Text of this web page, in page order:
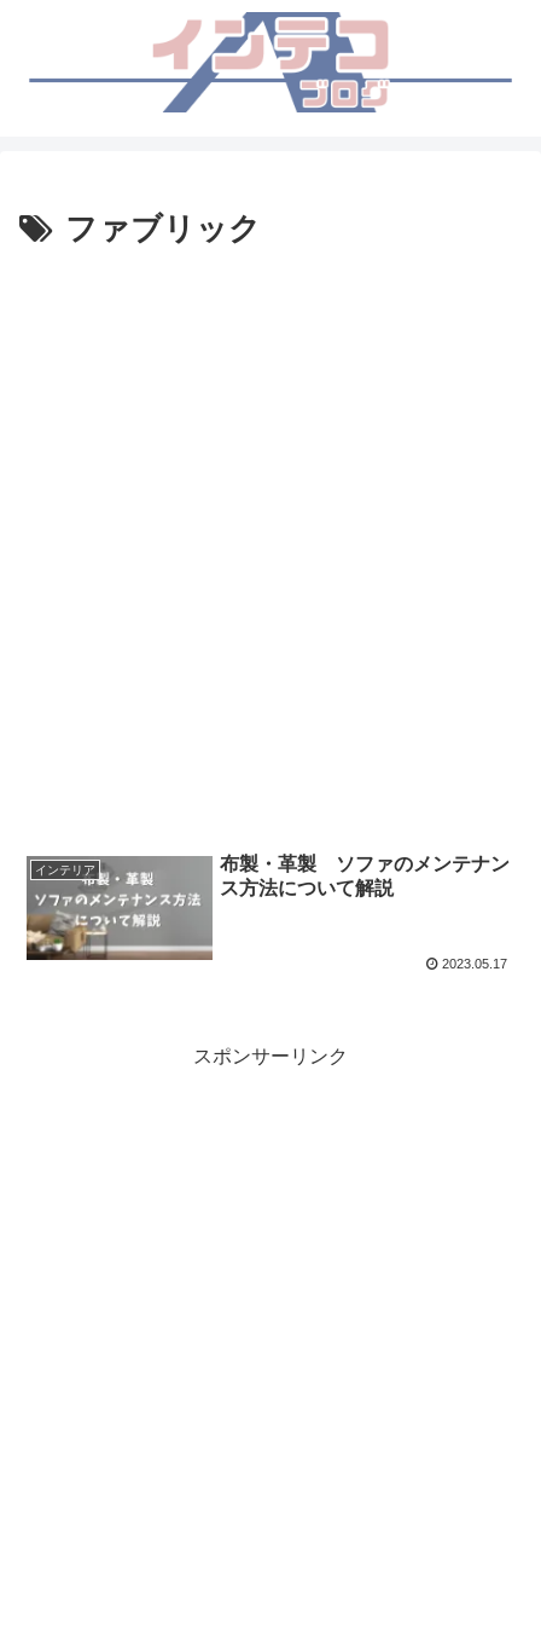
ファブリック
インテリア
布製・革製 ソファのメンテナン
ス方法について解説
2023.05.17
スポンサーリンク